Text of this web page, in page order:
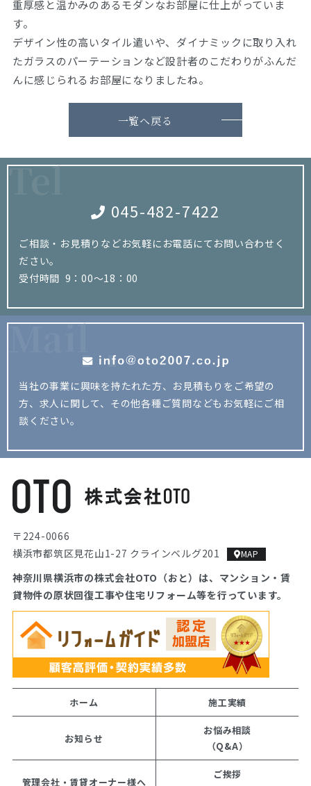
重厚感と温かみのあるモダンなお部屋に仕上がっていま
す。
デザイン性の高いタイル遣いや、ダイナミックに取り入れ
たガラスのパーテーションなど設計者のこだわりがふんだ
んに感じられるお部屋になりましたね。
一覧へ戻る
045-482-7422
ご相談・お見積りなどお気軽にお電話にてお問い合わせく
ださい。
受付時間 9：00～18：00
Tel
当社の事業に興味を持たれた方、お見積もりをご希望の
方、 求人に関して、その他各種ご質問などもお気軽にご相
談ください。
Mail
〒224-0066
横浜市都筑区見花山1-27 クラインベルグ201
MAP
神奈川県横浜市の株式会社OTO（おと）は、マンション・賃
貸物件の原状回復工事や住宅リフォーム等を行っています。
ホーム 施工実績
お知らせ
お悩み相談
（Q&A）
管理会社・賃貸オーナー様へ
ご挨拶